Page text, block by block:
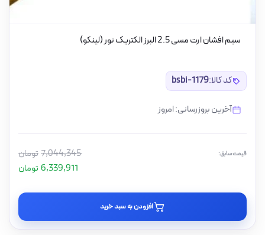
سیم افشان ارت مسی 2.5 البرز الکتریک نور (لینکو)
کد کالا:bsbi-1179
آخرین بروزرسانی: امروز
قیمت سابق: تومان
7,044,345
تومان
افزودن به سبد خرید